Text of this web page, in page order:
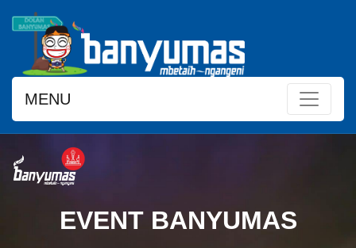
MENU
EVENT BANYUMAS